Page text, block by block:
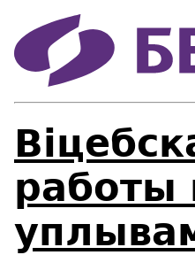
работы